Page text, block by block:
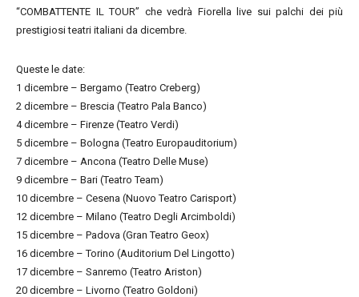
“COMBATTENTE IL TOUR” che vedrà Fiorella live sui palchi dei più
prestigiosi teatri italiani da dicembre.
Queste le date:
1 dicembre – Bergamo (Teatro Creberg)
2 dicembre – Brescia (Teatro Pala Banco)
4 dicembre – Firenze (Teatro Verdi)
5 dicembre – Bologna (Teatro Europauditorium)
7 dicembre – Ancona (Teatro Delle Muse)
9 dicembre – Bari (Teatro Team)
10 dicembre – Cesena (Nuovo Teatro Carisport)
12 dicembre – Milano (Teatro Degli Arcimboldi)
15 dicembre – Padova (Gran Teatro Geox)
16 dicembre – Torino (Auditorium Del Lingotto)
17 dicembre – Sanremo (Teatro Ariston)
20 dicembre – Livorno (Teatro Goldoni)